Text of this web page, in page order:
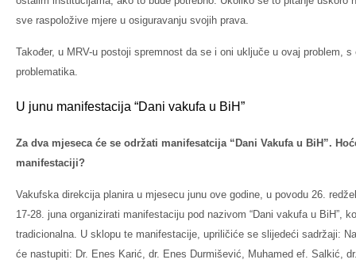
sve raspoložive mjere u osiguravanju svojih prava.
Također, u MRV-u postoji spremnost da se i oni uključe u ovaj problem,
problematika.
U junu manifestacija “Dani vakufa u BiH”
Za dva mjeseca će se održati manifesatcija “Dani Vakufa u BiH”.
manifestaciji?
Vakufska direkcija planira u mjesecu junu ove godine, u povodu 26.
17-28. juna organizirati manifestaciju pod nazivom “Dani vakufa u BiH”,
tradicionalna. U sklopu te manifestacije, upriličiće se slijedeći sadržaji:
će nastupiti: Dr. Enes Karić, dr. Enes Durmišević, Muhamed ef. Salkić,